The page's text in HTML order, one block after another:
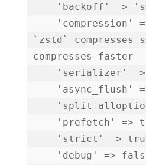
'backoff' =>
'compression'
`zstd` compresses
compresses faster
'serializer'
'async_flush'
'prefetch' =>
'strict' =>
'debug' =>